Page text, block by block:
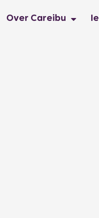
Over Careibu